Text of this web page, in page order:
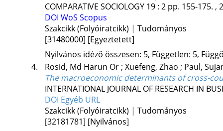
COMPARATIVE SOCIOLOGY 19: 2 pp. 155-175. ,
DOI WoS Scopus
Szakcikk (Folyóiratcikk) | Tudományos
[31480000] [Egyeztetett]
Nyilvános idéző összesen: 5, Független: 5,
4.
Rosid, Md Harun Or; Xuefeng, Zhao ; Paul,
The macroeconomic determinants of cross-
INTERNATIONAL JOURNAL OF RESEARCH IN
DOI Egyéb URL
Szakcikk (Folyóiratcikk) | Tudományos
[32181781] [Nyilvános]